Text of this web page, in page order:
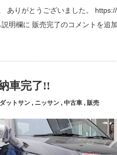
ありがとうございました。
明欄に 販売完了のコメントを追
車完了!!
ダットサン , ニッサン , 中古車 , 販売